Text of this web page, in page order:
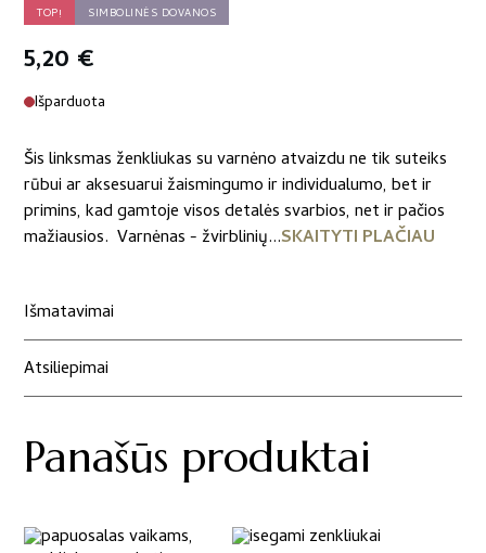
TOP! SIMBOLINĖS DOVANOS
5,20 €
Išparduota
Šis linksmas ženkliukas su varnėno atvaizdu ne tik suteiks
rūbui ar aksesuarui žaismingumo ir individualumo, bet ir
primins, kad gamtoje visos detalės svarbios, net ir pačios
mažiausios. Varnėnas - žvirblinių...SKAITYTI PLAČIAU
Išmatavimai
Atsiliepimai
Panašūs produktai